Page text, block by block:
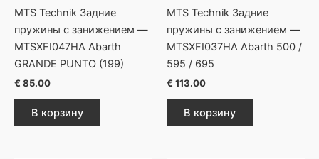
MTS Technik Задние
пружины с занижением —
MTSXFI047HA Abarth
GRANDE PUNTO (199)
€ 85.00
В корзину
MTS Technik Задние
пружины с занижением —
MTSXFI037HA Abarth 500 /
595 / 695
€ 113.00
В корзину